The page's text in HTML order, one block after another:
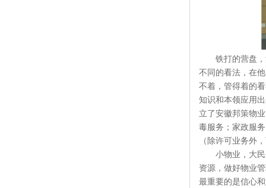
铁打的营盘
不同的看法，在
不着，管得着的
知识和本领应用
立了安徽邦策物
毒服务；家政服
（除许可业务外
小物业，大
资源，做好物业
最重要的是信心